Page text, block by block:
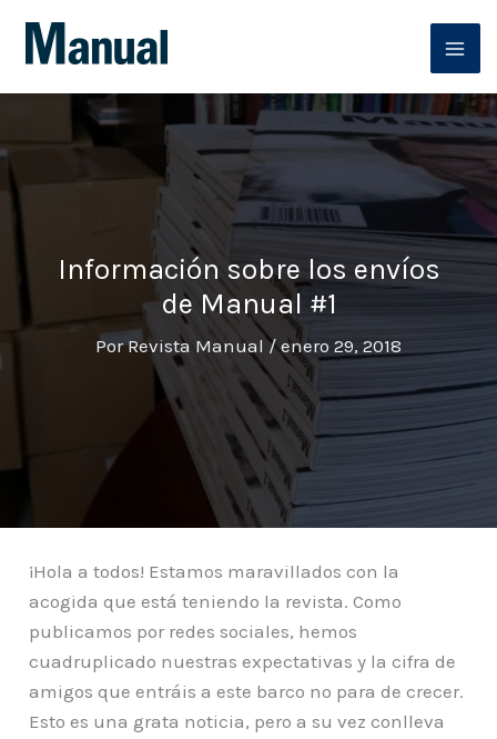
Ir
contenido
Información sobre los envíos
de Manual #1
PorRevista Manual/enero 29, 2018
¡Hola a todos! Estamos maravillados con la
acogida que está teniendo la revista. Como
publicamos por redes sociales, hemos
cuadruplicado nuestras expectativas y la cifra de
amigos que entráis a este barco no para de crecer.
Esto es una grata noticia, pero a su vez conlleva